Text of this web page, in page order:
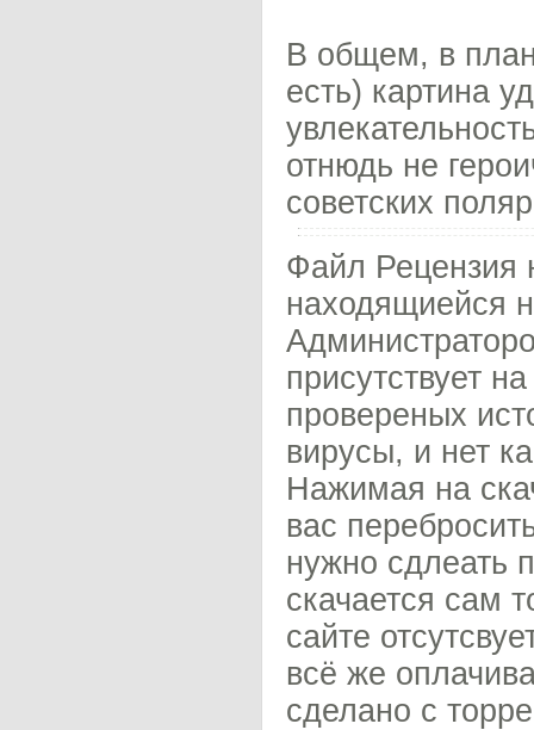
В общем, в
есть) картина
отнюдь не
советских
Файл Рецензия
находящиейся
присутствует
провереных
вирусы, и нет
Нажимая на
вас
нужно сдлеать
скачается сам
сайте
всё же
сделано с